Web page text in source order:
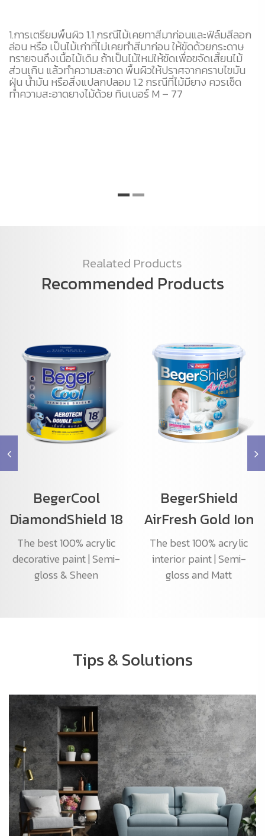
1.การเตรียมพื้นผิว 1.1 กรณีไม้เคยทาสีมาก่อนและฟิล์มสีลอก
ล่อน หรือ เป็นไม้เก่าที่ไม่เคยทำสีมาก่อน ให้ขัดด้วยกระดาษ
ทรายจนถึงเนื้อไม้เดิม ถ้าเป็นไม้ใหม่ให้ขัดเพื่อขจัดเสี้ยนไม้
ส่วนเกิน แล้วทำความสะอาด พื้นผิวให้ปราศจากคราบไขมัน
ฝุ่น น้ำมัน หรือสิ่งแปลกปลอม 1.2 กรณีที่ไม้มียาง ควรเช็ด
ทำความสะอาดยางไม้ด้วย ทินเนอร์ M – 77
Realated Products
Recommended Products
BegerCool
DiamondShield 18
The best 100% acrylic
decorative paint | Semi-
gloss & Sheen
BegerShield
AirFresh Gold Ion
The best 100% acrylic
interior paint | Semi-
gloss and Matt
Tips & Solutions